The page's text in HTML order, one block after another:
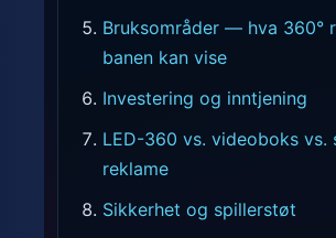
Bruksområder — hva 360°
banen kan vise
Investering og inntjening
LED-360 vs. videoboks vs.
reklame
Sikkerhet og spillerstøt